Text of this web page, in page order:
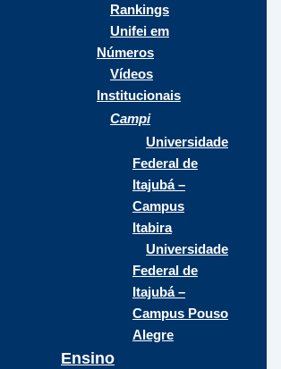
Rankings
Unifei em
Números
Vídeos
Institucionais
Campi
Universidade
Federal de
Itajubá –
Campus
Itabira
Universidade
Federal de
Itajubá –
Campus Pouso
Alegre
Ensino